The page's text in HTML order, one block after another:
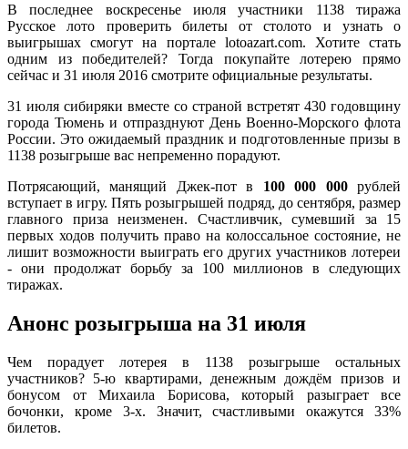
В последнее воскресенье июля участники 1138 тиража
Русское лото проверить билеты от столото и узнать о
выигрышах смогут на портале lotoazart.com. Хотите стать
одним из победителей? Тогда покупайте лотерею прямо
сейчас и 31 июля 2016 смотрите официальные результаты.
31 июля сибиряки вместе со страной встретят 430 годовщину
города Тюмень и отпразднуют День Военно-Морского флота
России. Это ожидаемый праздник и подготовленные призы в
1138 розыгрыше вас непременно порадуют.
Потрясающий, манящий Джек-пот в 100 000 000рублей
вступает в игру. Пять розыгрышей подряд, до сентября, размер
главного приза неизменен. Счастливчик, сумевший за 15
первых ходов получить право на колоссальное состояние, не
лишит возможности выиграть его других участников лотереи
- они продолжат борьбу за 100 миллионов в следующих
тиражах.
Анонс розыгрыша на 31 июля
Чем порадует лотерея в 1138 розыгрыше остальных
участников? 5-ю квартирами, денежным дождём призов и
бонусом от Михаила Борисова, который разыграет все
бочонки, кроме 3-х. Значит, счастливыми окажутся 33%
билетов.